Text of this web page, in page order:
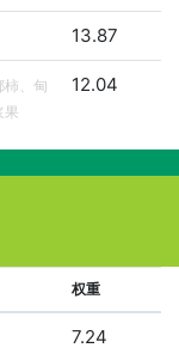
13.87
柿、甸
果
12.04
权重
7.24